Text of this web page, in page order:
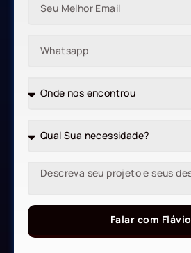
Falar com Flávio